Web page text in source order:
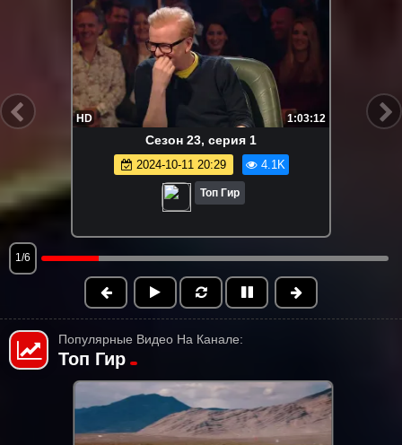
HD 1:03:12
Сезон 23, серия 1
2024-10-11 20:29 4.1K
Топ Гир
1/6
Популярные Видео На Канале:
Топ Гир